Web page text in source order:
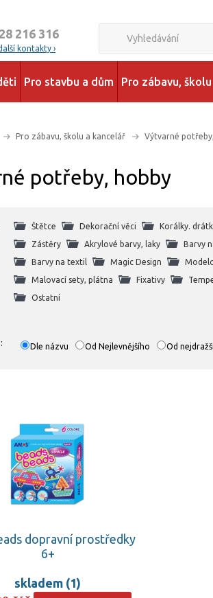
216 316
kontakty ›
Pro stavbu a dům Pro zábavu,
Pro zábavu, školu a kancelář Výtvarné
potřeby, hobby
Štětce Dekorační věci Korálky.
Zástěry
Akrylové barvy, laky Barvy
Barvy na textil
Magic Design
Malovací sety, plátna
Fixativy
Ostatní
Dle názvu Od Nejlevnějšího Od
dopravní prostředky
6+
skladem (1)